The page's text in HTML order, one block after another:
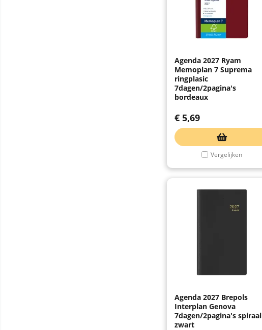
Agenda 2027 Ryam
Memoplan 7 Suprema
ringplasic
7dagen/2pagina's
bordeaux
€ 5,69
Vergelijken
Agenda 2027 Brepols
Interplan Genova
7dagen/2pagina's spiraal
zwart